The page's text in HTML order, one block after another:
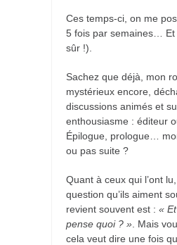
Ces temps-ci, on me
5 fois par semaines… Et
sûr !).
Sachez que déjà, mon
mystérieux encore,
discussions animés et
enthousiasme : éditeur
Épilogue, prologue…
ou pas suite ?
Quant à ceux qui l’ont
question qu’ils aiment
revient souvent est : «
pense quoi ? » . Mais
cela veut dire une fois